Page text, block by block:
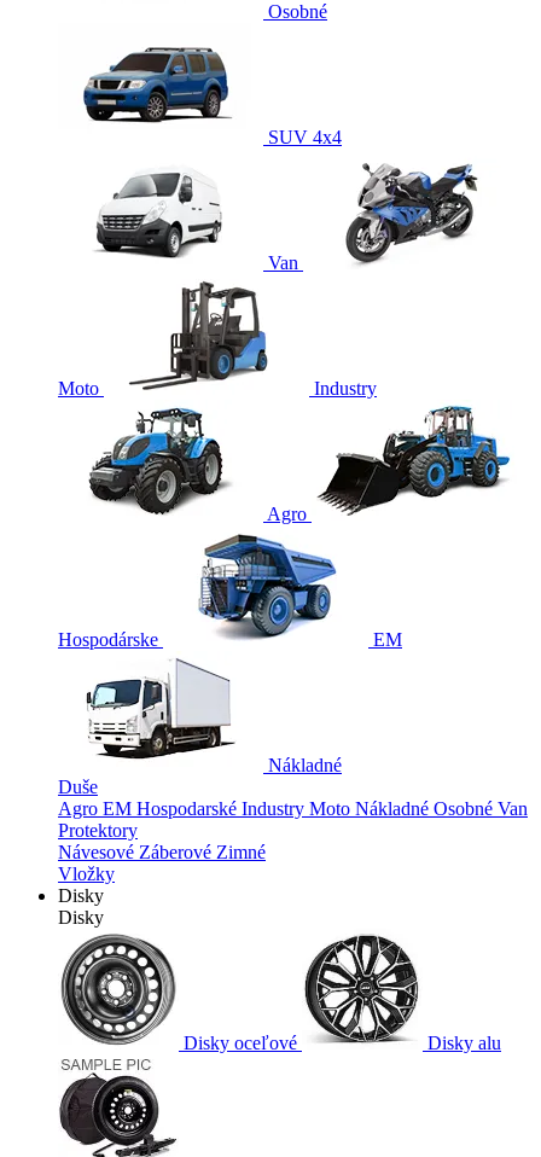
Osobné
SUV 4x4
Van
Moto Industry
Agro
Hospodárske EM
Nákladné
Duše
Agro EM Hospodarské Industry Moto Nákladné Osobné Van
Protektory
Návesové Záberové Zimné
Vložky
Disky
Disky
Disky oceľové Disky alu